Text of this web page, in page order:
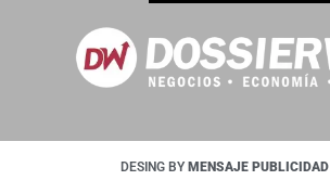
DESING BY MENSAJE PUBLICIDAD